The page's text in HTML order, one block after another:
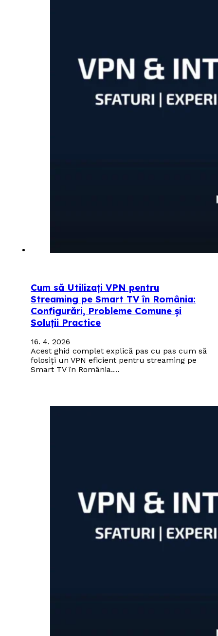
Cum să Utilizați VPN pentru
Streaming pe Smart TV în România:
Configurări, Probleme Comune și
Soluții Practice
16. 4. 2026
Acest ghid complet explică pas cu pas cum să
folosiți un VPN eficient pentru streaming pe
Smart TV în România.…